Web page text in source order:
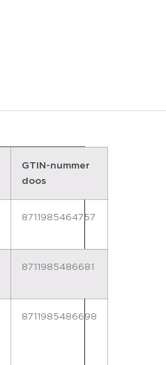
GTIN-nummer
doos
8711985464757
8711985486681
8711985486698